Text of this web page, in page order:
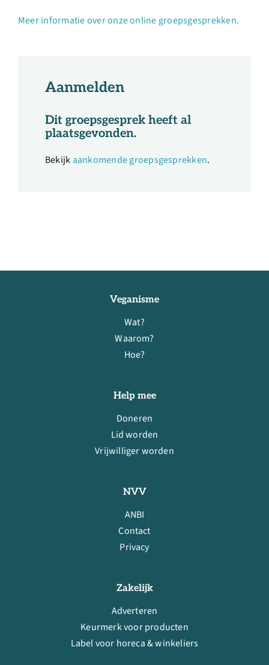
Meer informatie over onze online groepsgesprekken.
Aanmelden
Dit groepsgesprek heeft al
plaatsgevonden.
Bekijk aankomende groepsgesprekken.
Veganisme
Wat?
Waarom?
Hoe?
Help mee
Doneren
Lid worden
Vrijwilliger worden
NVV
ANBI
Contact
Privacy
Zakelijk
Adverteren
Keurmerk voor producten
Label voor horeca & winkeliers